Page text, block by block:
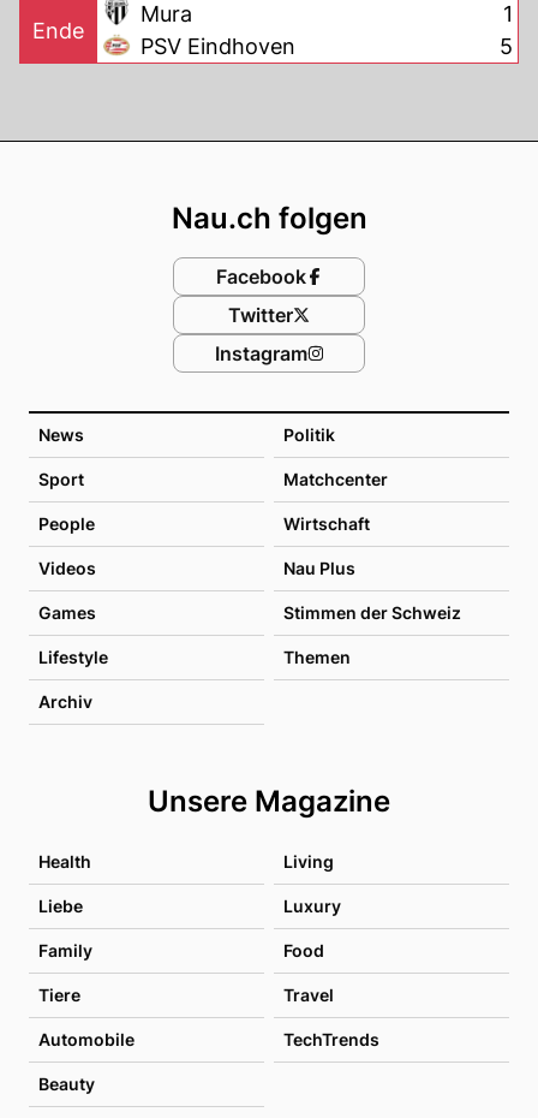
Ende
Mura
PSV Eindhoven
1
5
News Politik
Sport Matchcenter
People Wirtschaft
Videos Nau Plus
Games Stimmen der Schweiz
Lifestyle Themen
Archiv
Unsere Magazine
Health Living
Liebe Luxury
Family Food
Tiere Travel
Automobile TechTrends
Beauty
Nau.ch folgen
Facebook
Twitter
Instagram